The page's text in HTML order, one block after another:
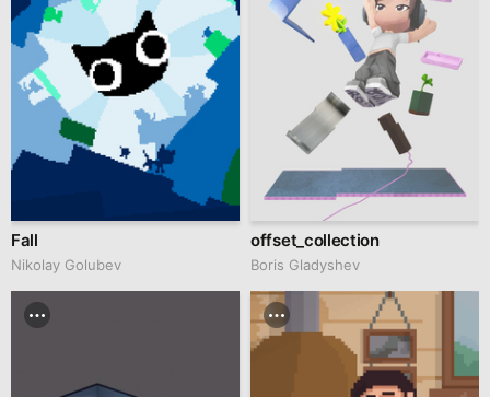
Fall
Nikolay Golubev
offset_collection
Boris Gladyshev